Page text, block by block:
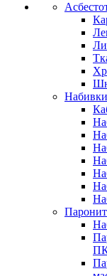
Паронит